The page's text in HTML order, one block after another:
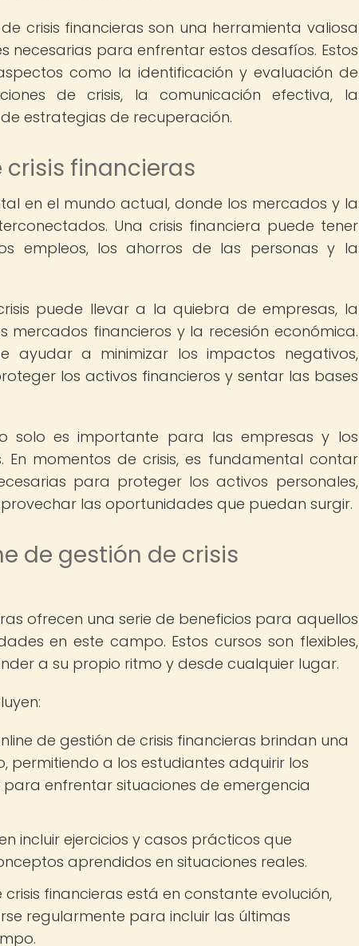
crisis financieras son una herramienta valiosa
para enfrentar estos desafíos. Estos
como la identificación y evaluación de
de crisis, la comunicación efectiva, la
estrategias de recuperación.
financieras
en el mundo actual, donde los mercados y la
Una crisis financiera puede tener
empleos, los ahorros de las personas y la
puede llevar a la quiebra de empresas, la
financieros y la recesión económica.
ayudar a minimizar los impactos negativos,
los activos financieros y sentar las bases
solo es importante para las empresas y los
En momentos de crisis, es fundamental contar
para proteger los activos personales,
las oportunidades que puedan surgir.
de gestión de crisis
ofrecen una serie de beneficios para aquellos
en este campo. Estos cursos son flexibles,
a su propio ritmo y desde cualquier lugar.
de gestión de crisis financieras brindan una
a los estudiantes adquirir los
enfrentar situaciones de emergencia
incluir ejercicios y casos prácticos que
aprendidos en situaciones reales.
crisis financieras está en constante evolución,
regularmente para incluir las últimas